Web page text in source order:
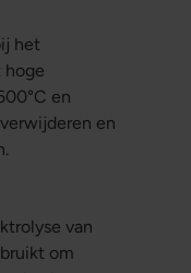
het
hoge
en
en
van
om